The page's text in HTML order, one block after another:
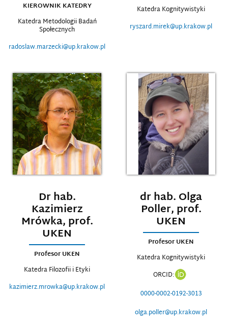
KIEROWNIK KATEDRY
Katedra Metodologii Badań
Społecznych
radoslaw.marzecki@up.krakow.pl
Katedra Kognitywistyki
ryszard.mirek@up.krakow.pl
Dr hab.
Kazimierz
Mrówka, prof.
UKEN
Profesor UKEN
Katedra Filozofii i Etyki
kazimierz.mrowka@up.krakow.pl
dr hab. Olga
Poller, prof.
UKEN
Profesor UKEN
Katedra Kognitywistyki
ORCID:
0000-0002-0192-3013
olga.poller@up.krakow.pl